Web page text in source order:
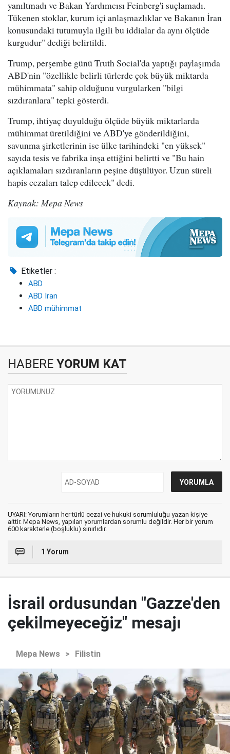
yanıltmadı ve Bakan Yardımcısı Feinberg'i suçlamadı.
Tükenen stoklar, kurum içi anlaşmazlıklar ve Bakanın İran
konusundaki tutumuyla ilgili bu iddialar da aynı ölçüde
kurgudur" dediği belirtildi.
Trump, perşembe günü Truth Social'da yaptığı paylaşımda
ABD'nin "özellikle belirli türlerde çok büyük miktarda
mühimmata" sahip olduğunu vurgularken "bilgi
sızdıranlara" tepki gösterdi.
Trump, ihtiyaç duyulduğu ölçüde büyük miktarlarda
mühimmat üretildiğini ve ABD'ye gönderildiğini,
savunma şirketlerinin ise ülke tarihindeki "en yüksek"
sayıda tesis ve fabrika inşa ettiğini belirtti ve "Bu hain
açıklamaları sızdıranların peşine düşülüyor. Uzun süreli
hapis cezaları talep edilecek" dedi.
Kaynak: Mepa News
Etiketler :
ABD
ABD İran
ABD mühimmat
HABERE YORUM KAT
UYARI: Yorumların her türlü cezai ve hukuki sorumluluğu yazan kişiye
aittir. Mepa News, yapılan yorumlardan sorumlu değildir. Her bir yorum
600 karakterle (boşluklu) sınırlıdır.
1 Yorum
İsrail ordusundan "Gazze'den
çekilmeyeceğiz" mesajı
Mepa News > Filistin